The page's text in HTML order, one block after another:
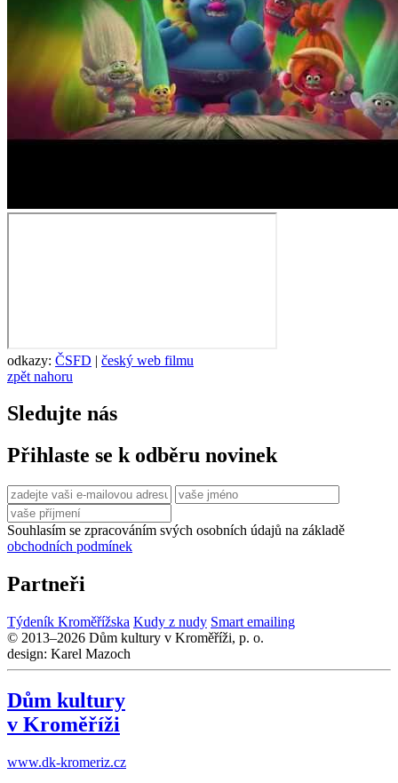
odkazy: ČSFD | český web filmu
zpět nahoru
Sledujte nás
Přihlaste se k odběru novinek
Souhlasím se zpracováním svých osobních údajů na základě
obchodních podmínek
Partneři
Týdeník Kroměřížska Kudy z nudy Smart emailing
© 2013–2026 Dům kultury v Kroměříži, p. o.
design: Karel Mazoch
Dům kultury
v Kroměříži
www.dk-kromeriz.cz